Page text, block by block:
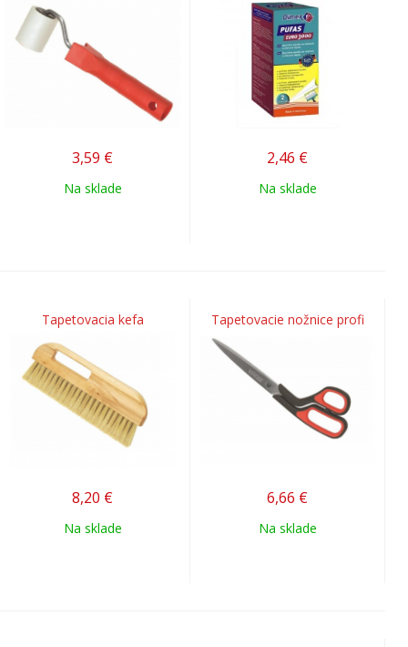
3,59 €
Na sklade
2,46 €
Na sklade
Tapetovacia kefa
8,20 €
Na sklade
Tapetovacie nožnice profi
6,66 €
Na sklade